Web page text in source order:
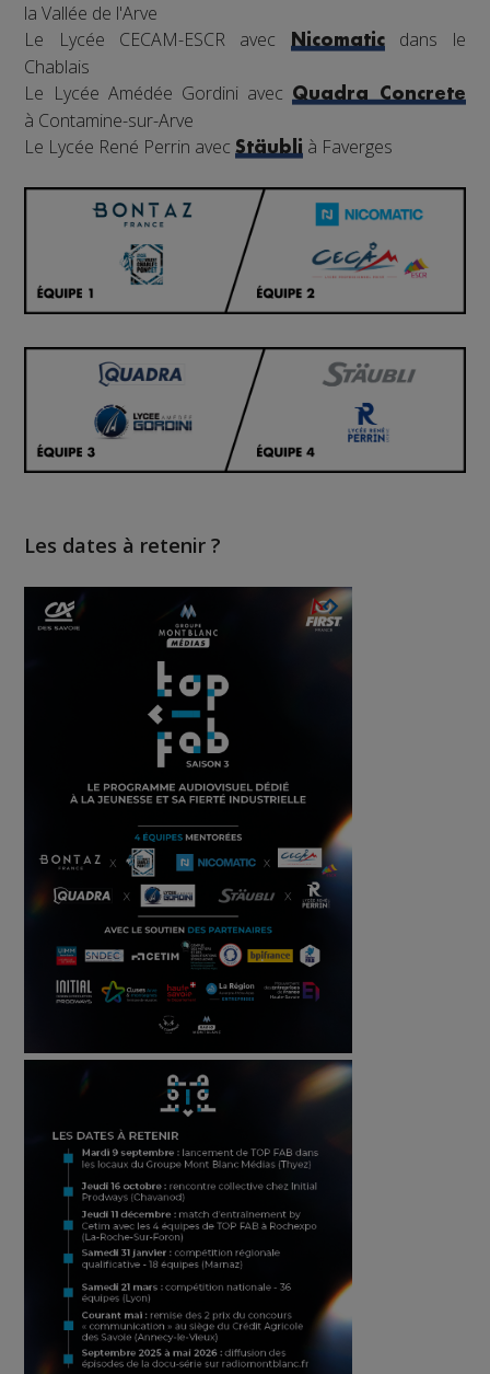
la Vallée de l'Arve
Le Lycée CECAM-ESCR avec
Nicomaticdans le
Chablais
Le Lycée Amédée Gordini avecQuadra Concrete
à Contamine-sur-Arve
Le Lycée René Perrin avecStäubli à Faverges
Les dates à retenir ?